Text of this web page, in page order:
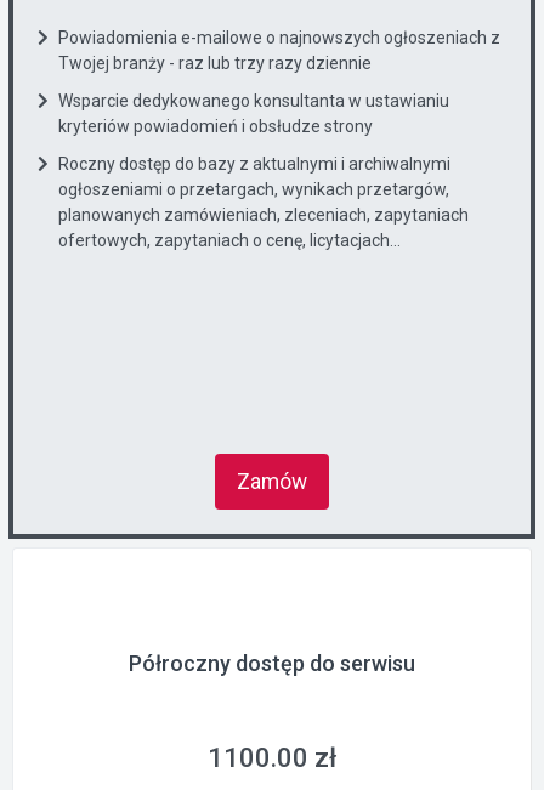
Powiadomienia e-mailowe o najnowszych ogłoszeniach z
Twojej branży - raz lub trzy razy dziennie
Wsparcie dedykowanego konsultanta w ustawianiu
kryteriów powiadomień i obsłudze strony
Roczny dostęp do bazy z aktualnymi i archiwalnymi
ogłoszeniami o przetargach, wynikach przetargów,
planowanych zamówieniach, zleceniach, zapytaniach
ofertowych, zapytaniach o cenę, licytacjach...
Zamów
Półroczny dostęp do serwisu
1100.00 zł